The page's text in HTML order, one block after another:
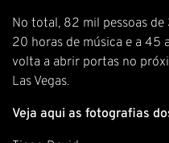
No total, 82 mil pessoas
20 horas de música e a 45
volta a abrir portas no
Las Vegas.
Veja aqui as fotografias